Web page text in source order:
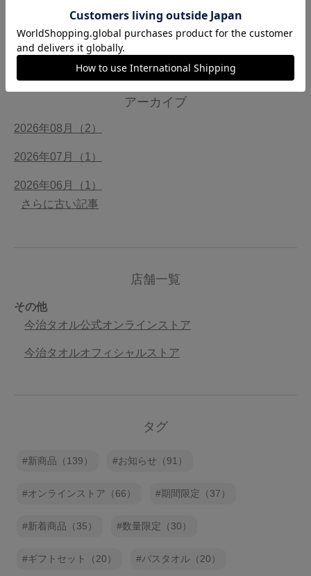
2026/07/09【お知らせ】今治タオル 南青山店 7月15日
の営業時間変更のお知らせ
アーカイブ
2026年08月（2）
2026年07月（1）
2026年06月（1）
さらに古い記事
店舗一覧
その他
今治タオル公式オンラインストア
今治タオルオフィシャルストア
タグ
新商品（139） お知らせ（91）
オンラインストア（66） 期間限定（37）
新着商品（35） 数量限定（30）
ギフトセット（20） バスタオル（20）